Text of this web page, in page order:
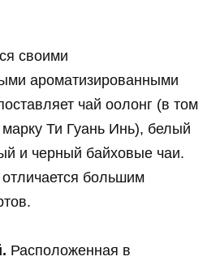
своими
ароматизированными
чай оолонг (в том
Ти Гуань Инь), белый
и черный байховые чаи.
большим
Расположенная в